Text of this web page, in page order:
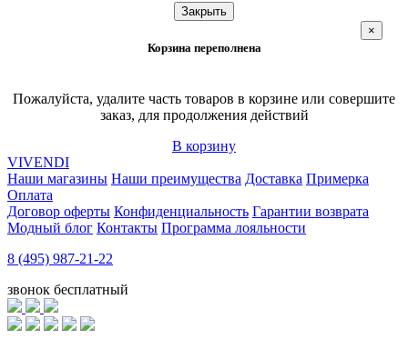
Закрыть
Корзина переполнена
×
Пожалуйста, удалите часть товаров в корзине или совершите
заказ, для продолжения действий
В корзину
VIVENDI
Наши магазины Наши преимущества Доставка Примерка
Оплата
Договор оферты Конфиденциальность Гарантии возврата
Модный блог Контакты Программа лояльности
8 (495) 987-21-22
звонок бесплатный